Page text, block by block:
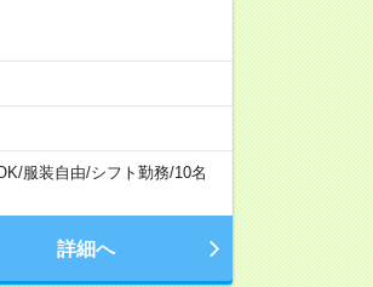
/服装自由/シフト勤務/10名
詳細へ